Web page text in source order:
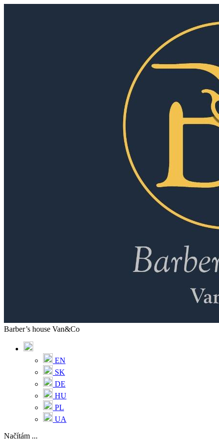
Barber’s house Van&Co
EN
SK
DE
HU
PL
UA
Načítám ...